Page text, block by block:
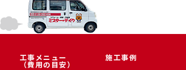
工事メニュー
（費用の目安）
施工事例